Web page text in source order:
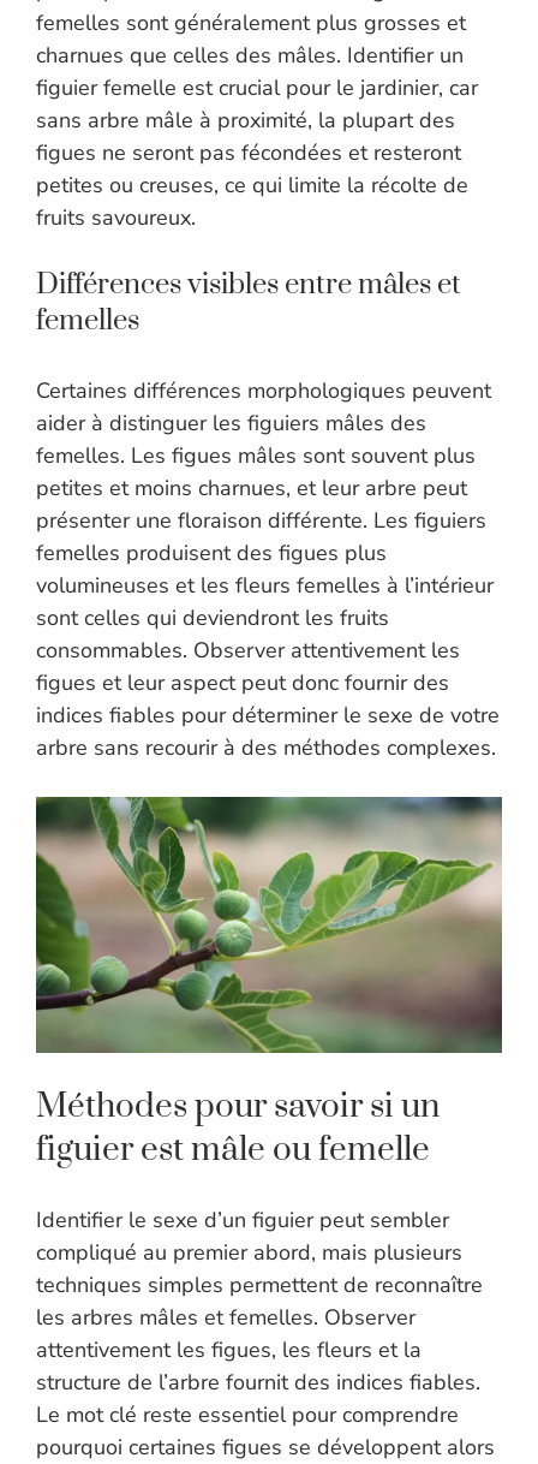
femelles sont généralement plus grosses et
charnues que celles des mâles. Identifier un
figuier femelle est crucial pour le jardinier, car
sans arbre mâle à proximité, la plupart des
figues ne seront pas fécondées et resteront
petites ou creuses, ce qui limite la récolte de
fruits savoureux.
Différences visibles entre mâles et
femelles
Certaines différences morphologiques peuvent
aider à distinguer les figuiers mâles des
femelles. Les figues mâles sont souvent plus
petites et moins charnues, et leur arbre peut
présenter une floraison différente. Les figuiers
femelles produisent des figues plus
volumineuses et les fleurs femelles à l’intérieur
sont celles qui deviendront les fruits
consommables. Observer attentivement les
figues et leur aspect peut donc fournir des
indices fiables pour déterminer le sexe de votre
arbre sans recourir à des méthodes complexes.
Méthodes pour savoir si un
figuier est mâle ou femelle
Identifier le sexe d’un figuier peut sembler
compliqué au premier abord, mais plusieurs
techniques simples permettent de reconnaître
les arbres mâles et femelles. Observer
attentivement les figues, les fleurs et la
structure de l’arbre fournit des indices fiables.
Le mot clé reste essentiel pour comprendre
pourquoi certaines figues se développent alors